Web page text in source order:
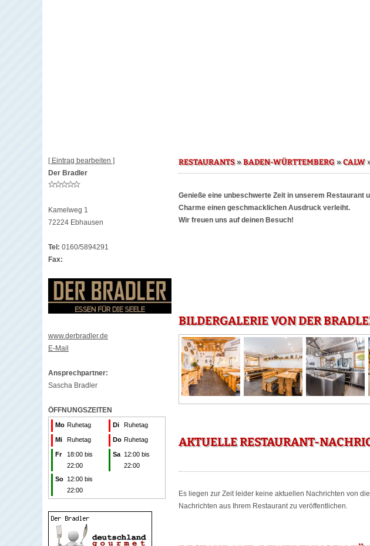
[ Eintrag bearbeiten ]
Der Bradler
Kamelweg 1
72224 Ebhausen
Tel: 0160/5894291
Fax:
www.derbradler.de
E-Mail
Ansprechpartner:
Sascha Bradler
ÖFFNUNGSZEITEN
Mo Ruhetag Di Ruhetag
Mi Ruhetag Do Ruhetag
Fr
18:00 bis
22:00
Sa 12:00 bis
22:00
So 12:00 bis
22:00
RESTAURANTS»BADEN-WÜRTTEMBERG»CALW
Genieße eine unbeschwerte Zeit in unserem Restaurant
Charme einen geschmacklichen Ausdruck verleiht.
Wir freuen uns auf deinen Besuch!
BILDERGALERIE VON DER
AKTUELLE RESTAURANT-
Es liegen zur Zeit leider keine aktuellen Nachrichten von
Nachrichten aus Ihrem Restaurant zu veröffentlichen.